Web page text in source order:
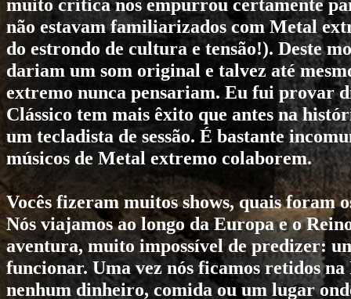
muito crítica nos empurrou certamente
não estavam familiarizados com Metal
do estrondo de cultura e tensão!). Deste
dariam um som original e talvez até
extremo nunca pensariam. Eu fui provar
Clássico tem mais êxito que antes na
um tecladista de sessão. É bastante
músicos de Metal extremo colaborem.
Vocês fizeram muitos shows, quais foram
Nós viajamos ao longo da Europa e o
aventura, muito impossível de predizer:
funcionar. Uma vez nós ficamos retidos
nenhum dinheiro, comida ou um lugar